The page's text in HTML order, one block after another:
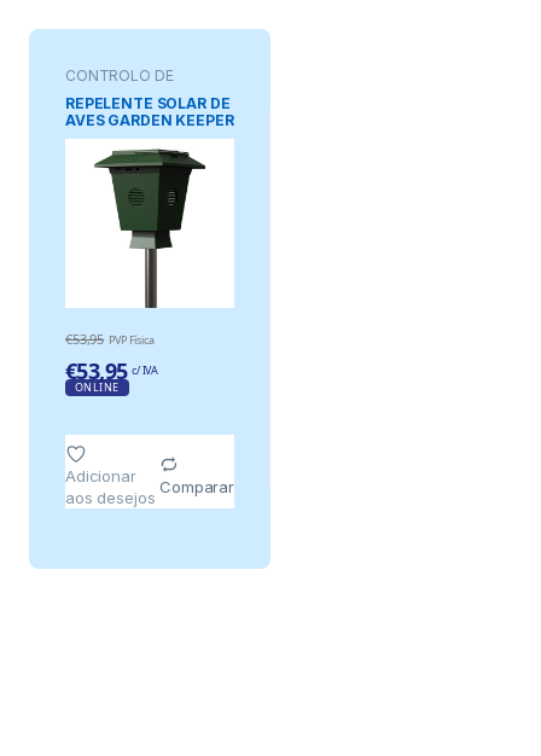
CONTROLO DE
PRAGAS
REPELENTE SOLAR DE
AVES GARDEN KEEPER
€53,95 PVP Física
€53,95 c/ IVA
ONLINE
Adicionar
aos desejos
Comparar